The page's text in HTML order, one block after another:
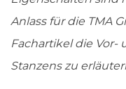
Anlass für die TMA
Fachartikel die Vor-
Stanzens zu